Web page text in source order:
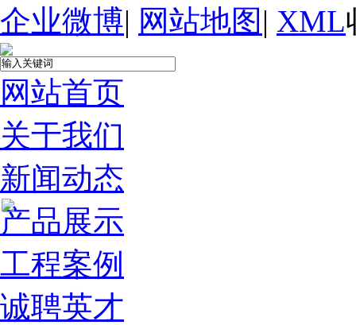
企业微博| 网站地图 | XML
网站首页
关于我们
新闻动态
产品展示
工程案例
诚聘英才